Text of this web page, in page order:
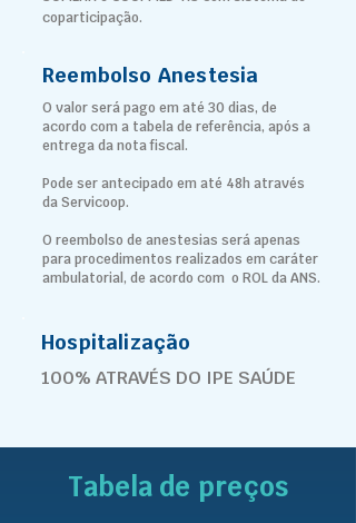
coparticipação.
Reembolso Anestesia
O valor será pago em até 30 dias, de
acordo com a tabela de referência, após a
entrega da nota fiscal.
Pode ser antecipado em até 48h através
da Servicoop.
O reembolso de anestesias será apenas
para procedimentos realizados em caráter
ambulatorial, de acordo com o ROL da ANS.
Hospitalização
100% ATRAVÉS DO IPE SAÚDE
Tabela de preços